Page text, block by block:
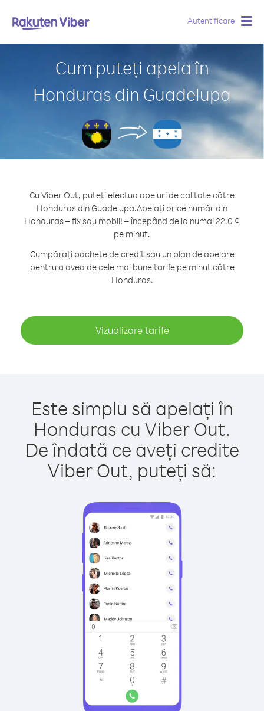
Autentificare
Cum puteți apela în
Honduras din Guadelupa
Cu Viber Out, puteți efectua apeluri de calitate către
Honduras din Guadelupa.Apelați orice număr din
Honduras – fix sau mobil! – începând de la numai 22.0 ¢
pe minut.
Cumpărați pachete de credit sau un plan de apelare
pentru a avea de cele mai bune tarife pe minut către
Honduras.
Vizualizare tarife
Este simplu să apelați în
Honduras cu Viber Out.
De îndată ce aveți credite
Viber Out, puteți să: